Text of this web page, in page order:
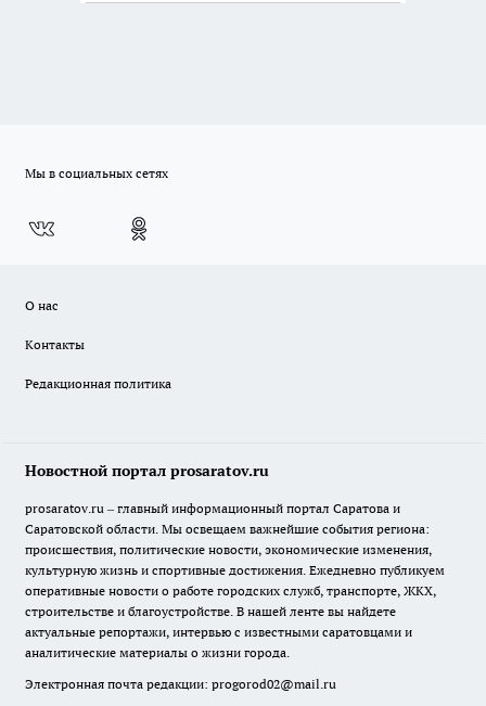
Мы в социальных сетях
О нас
Контакты
Редакционная политика
Новостной портал prosaratov.ru
prosaratov.ru – главный информационный портал Саратова и
Саратовской области. Мы освещаем важнейшие события региона:
происшествия, политические новости, экономические изменения,
культурную жизнь и спортивные достижения. Ежедневно публикуем
оперативные новости о работе городских служб, транспорте, ЖКХ,
строительстве и благоустройстве. В нашей ленте вы найдете
актуальные репортажи, интервью с известными саратовцами и
аналитические материалы о жизни города.
Электронная почта редакции: progorod02@mail.ru